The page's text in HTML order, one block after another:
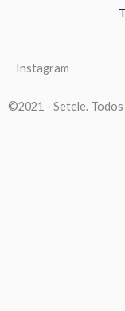
Instagram
©2021 - Setele.